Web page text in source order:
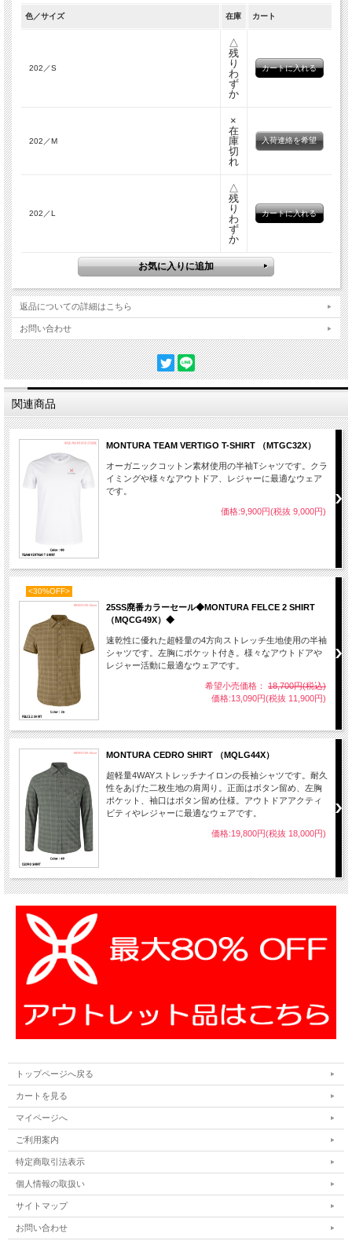
色／サイズ 在庫 カート
202／S
△
残
り
わ
ず
か
202／M
×
在
庫
切
れ
入荷連絡を希望
202／L
△
残
り
わ
ず
か
返品についての詳細はこちら
お問い合わせ
関連商品
MONTURA TEAM VERTIGO T-SHIRT （MTGC32X）
オーガニックコットン素材使用の半袖Tシャツです。クラ
イミングや様々なアウトドア、レジャーに最適なウェア
です。
価格:9,900円(税抜 9,000円)
<30%OFF>
25SS廃番カラーセール◆MONTURA FELCE 2 SHIRT
（MQCG49X）◆
速乾性に優れた超軽量の4方向ストレッチ生地使用の半袖
シャツです。左胸にポケット付き。様々なアウトドアや
レジャー活動に最適なウェアです。
希望小売価格： 18,700円(税込)
価格:13,090円(税抜 11,900円)
MONTURA CEDRO SHIRT （MQLG44X）
超軽量4WAYストレッチナイロンの長袖シャツです。耐久
性をあげた二枚生地の肩周り。正面はボタン留め、左胸
ポケット、袖口はボタン留め仕様。アウトドアアクティ
ビティやレジャーに最適なウェアです。
価格:19,800円(税抜 18,000円)
トップページへ戻る
カートを見る
マイページへ
ご利用案内
特定商取引法表示
個人情報の取扱い
サイトマップ
お問い合わせ